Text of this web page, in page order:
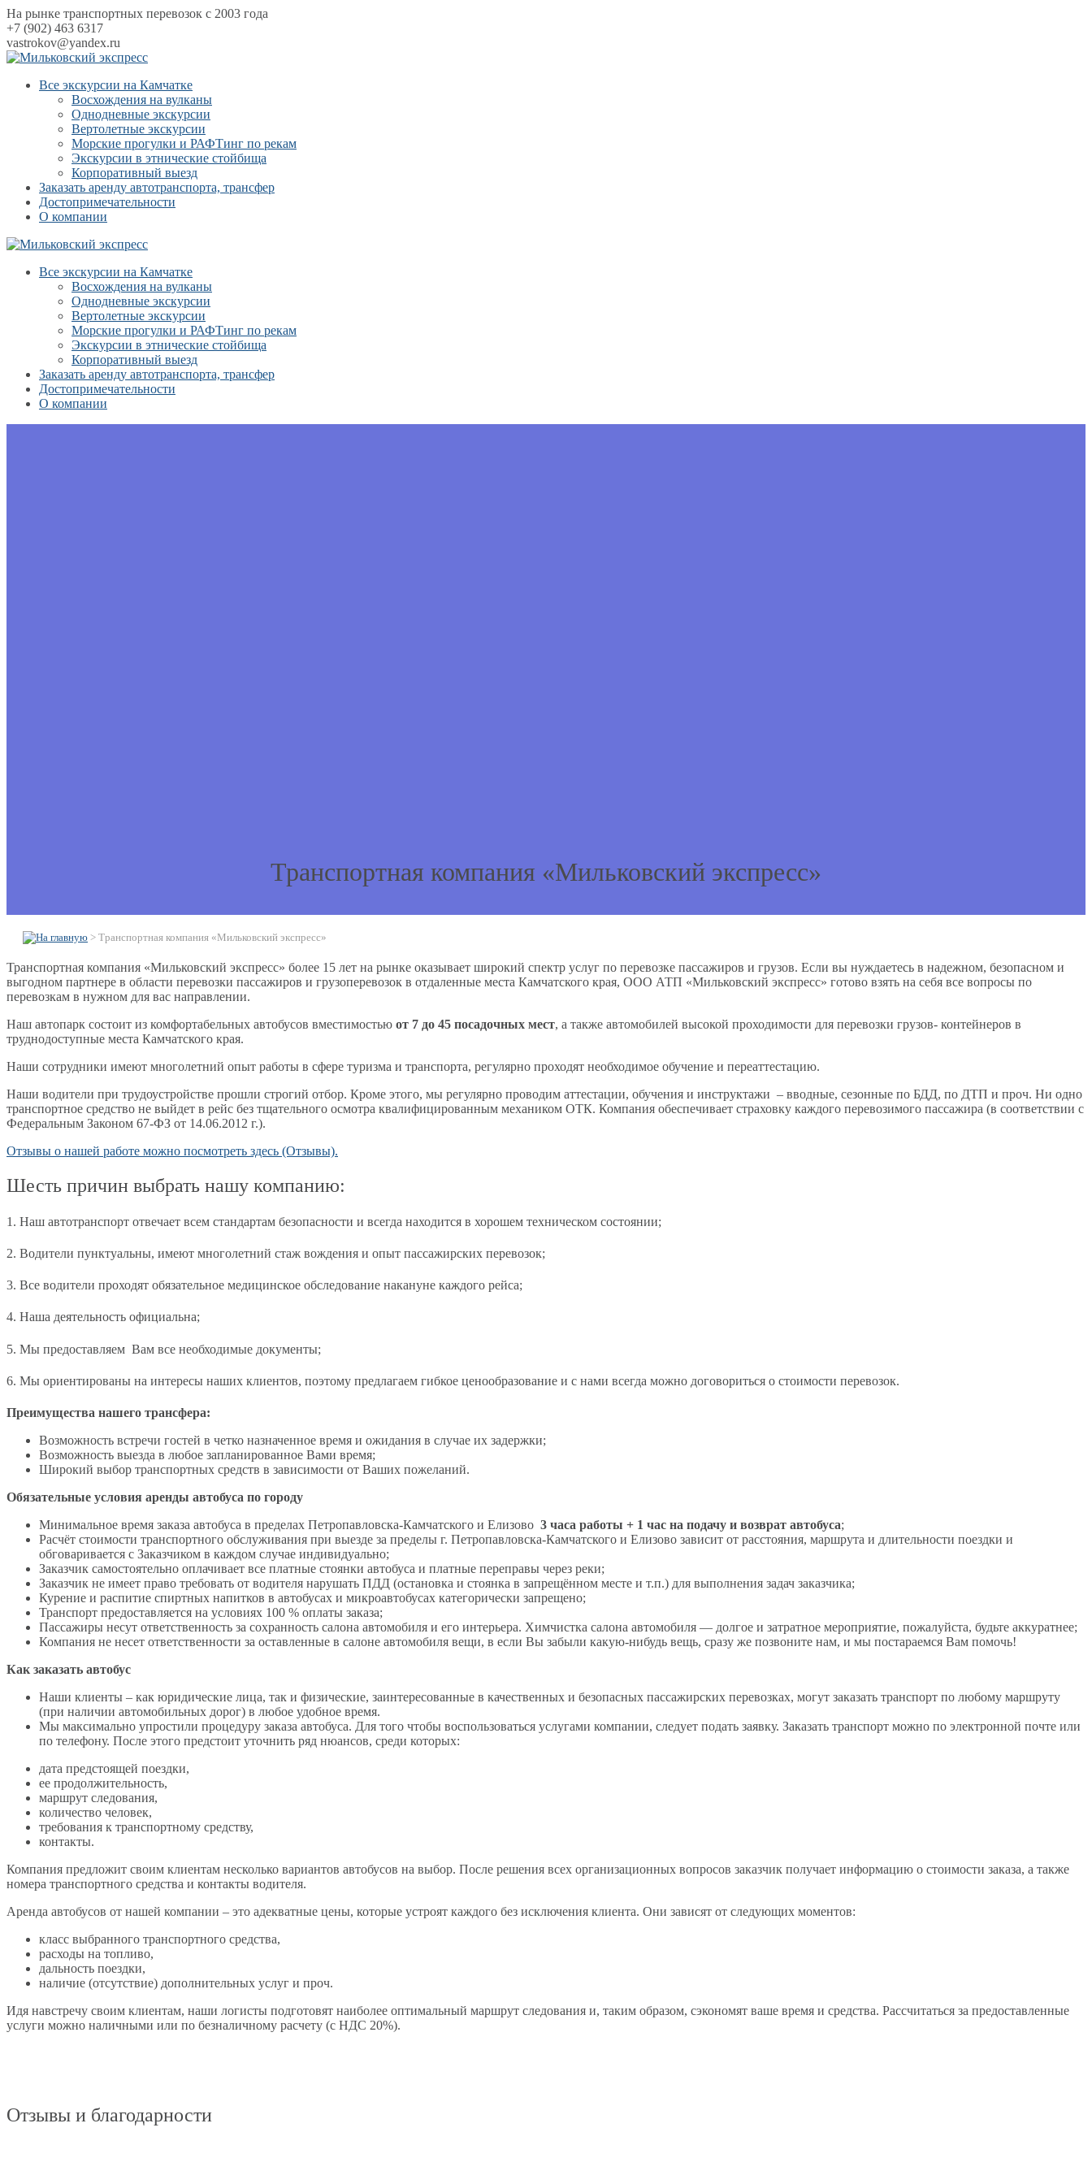
На рынке транспортных перевозок с 2003 года
+7 (902) 463 6317
vastrokov@yandex.ru
Все экскурсии на Камчатке
Восхождения на вулканы
Однодневные экскурсии
Вертолетные экскурсии
Морские прогулки и РАФТинг по рекам
Экскурсии в этнические стойбища
Корпоративный выезд
Заказать аренду автотранспорта, трансфер
Достопримечательности
О компании
Все экскурсии на Камчатке
Восхождения на вулканы
Однодневные экскурсии
Вертолетные экскурсии
Морские прогулки и РАФТинг по рекам
Экскурсии в этнические стойбища
Корпоративный выезд
Заказать аренду автотранспорта, трансфер
Достопримечательности
О компании
Транспортная компания «Мильковский экспресс»
> Транспортная компания «Мильковский экспресс»
Транспортная компания «Мильковский экспресс» более 15 лет на рынке оказывает широкий спектр услуг по перевозке пассажиров и грузов. Если вы нуждаетесь в надежном, безопасном и
выгодном партнере в области перевозки пассажиров и грузоперевозок в отдаленные места Камчатского края, ООО АТП «Мильковский экспресс» готово взять на себя все вопросы по
перевозкам в нужном для вас направлении.
Наш автопарк состоит из комфортабельных автобусов вместимостью от 7 до 45 посадочных мест, а также автомобилей высокой проходимости для перевозки грузов- контейнеров в
труднодоступные места Камчатского края.
Наши сотрудники имеют многолетний опыт работы в сфере туризма и транспорта, регулярно проходят необходимое обучение и переаттестацию.
Наши водители при трудоустройстве прошли строгий отбор. Кроме этого, мы регулярно проводим аттестации, обучения и инструктажи – вводные, сезонные по БДД, по ДТП и проч. Ни одно
транспортное средство не выйдет в рейс без тщательного осмотра квалифицированным механиком ОТК. Компания обеспечивает страховку каждого перевозимого пассажира (в соответствии с
Федеральным Законом 67-ФЗ от 14.06.2012 г.).
Отзывы о нашей работе можно посмотреть здесь (Отзывы).
Шесть причин выбрать нашу компанию:
1. Наш автотранспорт отвечает всем стандартам безопасности и всегда находится в хорошем техническом состоянии;
2. Водители пунктуальны, имеют многолетний стаж вождения и опыт пассажирских перевозок;
3. Все водители проходят обязательное медицинское обследование накануне каждого рейса;
4. Наша деятельность официальна;
5. Мы предоставляем Вам все необходимые документы;
6. Мы ориентированы на интересы наших клиентов, поэтому предлагаем гибкое ценообразование и с нами всегда можно договориться о стоимости перевозок.
Преимущества нашего трансфера:
Возможность встречи гостей в четко назначенное время и ожидания в случае их задержки;
Возможность выезда в любое запланированное Вами время;
Широкий выбор транспортных средств в зависимости от Ваших пожеланий.
Обязательные условия аренды автобуса по городу
Минимальное время заказа автобуса в пределах Петропавловска-Камчатского и Елизово 3 часа работы + 1 час на подачу и возврат автобуса;
Расчёт стоимости транспортного обслуживания при выезде за пределы г. Петропавловска-Камчатского и Елизово зависит от расстояния, маршрута и длительности поездки и
обговаривается с Заказчиком в каждом случае индивидуально;
Заказчик самостоятельно оплачивает все платные стоянки автобуса и платные переправы через реки;
Заказчик не имеет право требовать от водителя нарушать ПДД (остановка и стоянка в запрещённом месте и т.п.) для выполнения задач заказчика;
Курение и распитие спиртных напитков в автобусах и микроавтобусах категорически запрещено;
Транспорт предоставляется на условиях 100 % оплаты заказа;
Пассажиры несут ответственность за сохранность салона автомобиля и его интерьера. Химчистка салона автомобиля — долгое и затратное мероприятие, пожалуйста, будьте аккуратнее;
Компания не несет ответственности за оставленные в салоне автомобиля вещи, в если Вы забыли какую-нибудь вещь, сразу же позвоните нам, и мы постараемся Вам помочь!
Как заказать автобус
Наши клиенты – как юридические лица, так и физические, заинтересованные в качественных и безопасных пассажирских перевозках, могут заказать транспорт по любому маршруту
(при наличии автомобильных дорог) в любое удобное время.
Мы максимально упростили процедуру заказа автобуса. Для того чтобы воспользоваться услугами компании, следует подать заявку. Заказать транспорт можно по электронной почте или
по телефону. После этого предстоит уточнить ряд нюансов, среди которых:
дата предстоящей поездки,
ее продолжительность,
маршрут следования,
количество человек,
требования к транспортному средству,
контакты.
Компания предложит своим клиентам несколько вариантов автобусов на выбор. После решения всех организационных вопросов заказчик получает информацию о стоимости заказа, а также
номера транспортного средства и контакты водителя.
Аренда автобусов от нашей компании – это адекватные цены, которые устроят каждого без исключения клиента. Они зависят от следующих моментов:
класс выбранного транспортного средства,
расходы на топливо,
дальность поездки,
наличие (отсутствие) дополнительных услуг и проч.
Идя навстречу своим клиентам, наши логисты подготовят наиболее оптимальный маршрут следования и, таким образом, сэкономят ваше время и средства. Рассчитаться за предоставленные
услуги можно наличными или по безналичному расчету (с НДС 20%).
Отзывы и благодарности